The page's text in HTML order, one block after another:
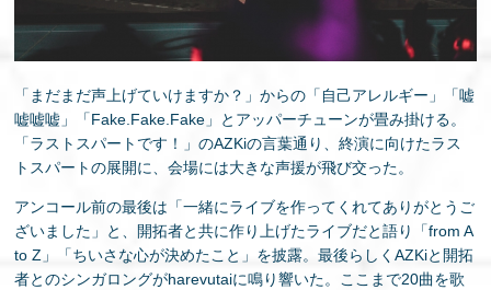
「まだまだ声上げていけますか？」からの「自己アレルギー」「嘘
嘘嘘嘘」「Fake.Fake.Fake」とアッパーチューンが畳み掛ける。
「ラストスパートです！」のAZKiの言葉通り、終演に向けたラス
トスパートの展開に、会場には大きな声援が飛び交った。
アンコール前の最後は「一緒にライブを作ってくれてありがとうご
ざいました」と、開拓者と共に作り上げたライブだと語り「from A
to Z」「ちいさな心が決めたこと」を披露。最後らしくAZKiと開拓
者とのシンガロングがharevutaiに鳴り響いた。ここまで20曲を歌